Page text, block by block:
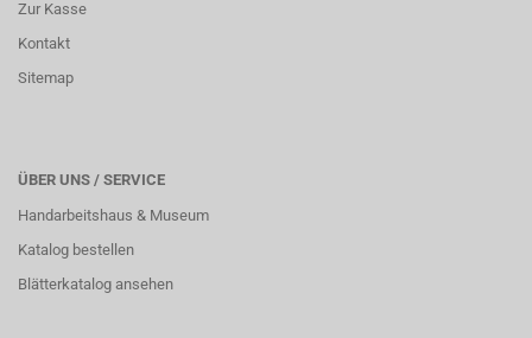
Zur Kasse
Kontakt
Sitemap
ÜBER UNS / SERVICE
Handarbeitshaus & Museum
Katalog bestellen
Blätterkatalog ansehen